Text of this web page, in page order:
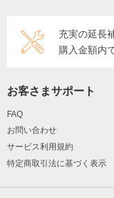
充実の延長
購入金額内
お客さまサポート
FAQ
お問い合わせ
サービス利用規約
特定商取引法に基づく表示